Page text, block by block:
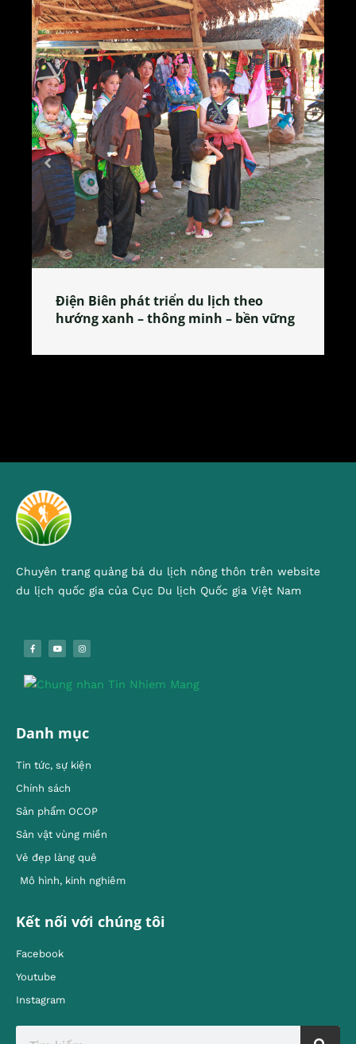
Làng làm bánh tẻ Phú Nhi – nơi lan
tỏa đặc sản xứ Đoài
Chuyên trang quảng bá du lịch nông thôn trên website
du lịch quốc gia của Cục Du lịch Quốc gia Việt Nam
Danh mục
Tin tức, sự kiện
Chính sách
Sản phẩm OCOP
Sản vật vùng miền
Vẻ đẹp làng quê
Mô hình, kinh nghiêm
Kết nối với chúng tôi
Facebook
Youtube
Instagram